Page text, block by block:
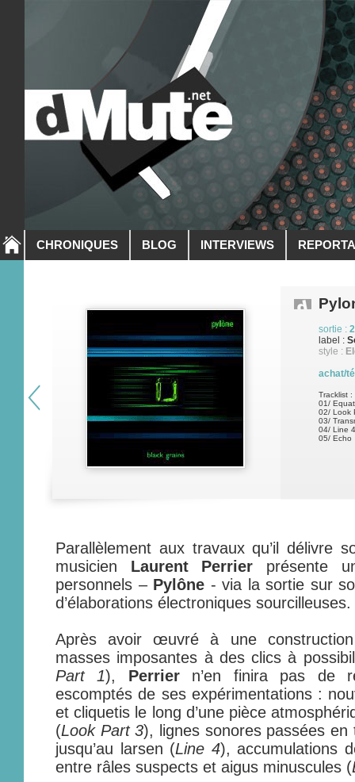
CHRONIQUES BLOG INTERVIEWS
sortie :
label :
style :
achat/
Tracklist :
01/
02/ Look
03/
04/ Line 4
05/ Echo
Parallèlement aux travaux qu’il délivre
musicien Laurent Perrier présente
personnels – Pylône - via la sortie sur
d’élaborations électroniques sourcilleuses.
Après avoir œuvré à une
masses imposantes à des clics à
Part 1), Perriern’en finira pas de
escomptés de ses expérimentations :
et cliquetis le long d’une pièce
(Look Part 3), lignes sonores passées
jusqu’au larsen (Line 4), accumulations
entre râles suspects et aigus minuscules (